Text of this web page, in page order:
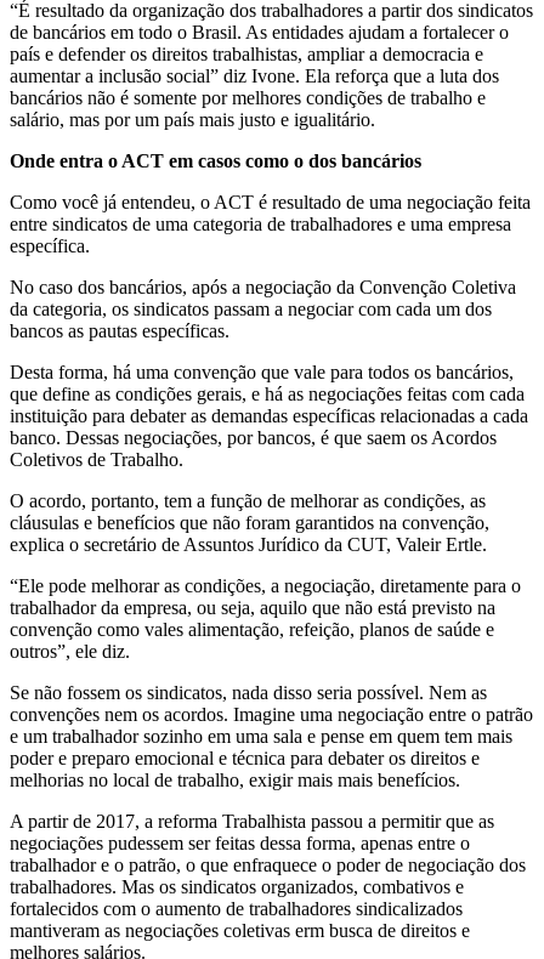
“É resultado da organização dos trabalhadores a partir dos sindicatos
de bancários em todo o Brasil. As entidades ajudam a fortalecer o
país e defender os direitos trabalhistas, ampliar a democracia e
aumentar a inclusão social” diz Ivone. Ela reforça que a luta dos
bancários não é somente por melhores condições de trabalho e
salário, mas por um país mais justo e igualitário.
Onde entra o ACT em casos como o dos bancários
Como você já entendeu, o ACT é resultado de uma negociação feita
entre sindicatos de uma categoria de trabalhadores e uma empresa
específica.
No caso dos bancários, após a negociação da Convenção Coletiva
da categoria, os sindicatos passam a negociar com cada um dos
bancos as pautas específicas.
Desta forma, há uma convenção que vale para todos os bancários,
que define as condições gerais, e há as negociações feitas com cada
instituição para debater as demandas específicas relacionadas a cada
banco. Dessas negociações, por bancos, é que saem os Acordos
Coletivos de Trabalho.
O acordo, portanto, tem a função de melhorar as condições, as
cláusulas e benefícios que não foram garantidos na convenção,
explica o secretário de Assuntos Jurídico da CUT, Valeir Ertle.
“Ele pode melhorar as condições, a negociação, diretamente para o
trabalhador da empresa, ou seja, aquilo que não está previsto na
convenção como vales alimentação, refeição, planos de saúde e
outros”, ele diz.
Se não fossem os sindicatos, nada disso seria possível. Nem as
convenções nem os acordos. Imagine uma negociação entre o patrão
e um trabalhador sozinho em uma sala e pense em quem tem mais
poder e preparo emocional e técnica para debater os direitos e
melhorias no local de trabalho, exigir mais mais benefícios.
A partir de 2017, a reforma Trabalhista passou a permitir que as
negociações pudessem ser feitas dessa forma, apenas entre o
trabalhador e o patrão, o que enfraquece o poder de negociação dos
trabalhadores. Mas os sindicatos organizados, combativos e
fortalecidos com o aumento de trabalhadores sindicalizados
mantiveram as negociações coletivas erm busca de direitos e
melhores salários.